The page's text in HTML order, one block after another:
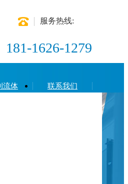
服务热线:
181-1626-1279
流体 联系我们